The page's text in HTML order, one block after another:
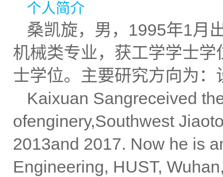
个人简介
桑凯旋，男，1995年1月
机械类专业，获工学学士
士学位。主要研究方向为
Kaixuan Sangreceived
ofenginery,Southwest
2013and 2017. Now he is
Engineering, HUST,